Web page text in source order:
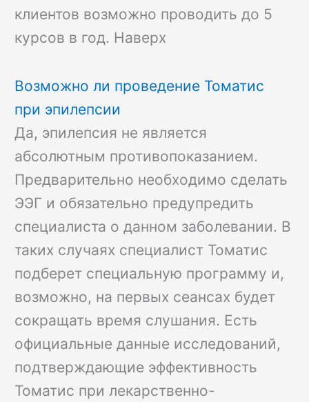
клиентов возможно проводить до 5
курсов в год. Наверх
Возможно ли проведение Томатис
при эпилепсии
Да, эпилепсия не является
абсолютным противопоказанием.
Предварительно необходимо сделать
ЭЭГ и обязательно предупредить
специалиста о данном заболевании. В
таких случаях специалист Томатис
подберет специальную программу и,
возможно, на первых сеансах будет
сокращать время слушания. Есть
официальные данные исследований,
подтверждающие эффективность
Томатис при лекарственно-